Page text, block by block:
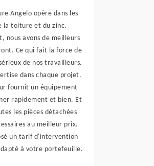
Angelo opère dans les
la toiture et du zinc.
nous avons de meilleurs
Ce qui fait la force de
de nos travailleurs.
dans chaque projet.
fournit un équipement
rapidement et bien. Et
les pièces détachées
au meilleur prix.
un tarif d'intervention
à votre portefeuille.